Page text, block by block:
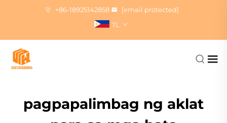
+86-18925142858
[email protected]
TL
pagpapalimbag ng aklat